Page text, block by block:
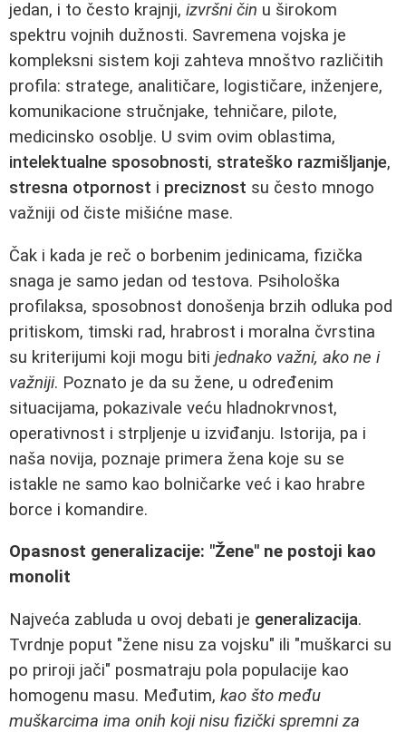
jedan, i to često krajnji, izvršni čin u širokom
spektru vojnih dužnosti. Savremena vojska je
kompleksni sistem koji zahteva mnoštvo različitih
profila: stratege, analitičare, logističare, inženjere,
komunikacione stručnjake, tehničare, pilote,
medicinsko osoblje. U svim ovim oblastima,
intelektualne sposobnosti, strateško razmišljanje,
stresna otpornost i preciznost su često mnogo
važniji od čiste mišićne mase.
Čak i kada je reč o borbenim jedinicama, fizička
snaga je samo jedan od testova. Psihološka
profilaksa, sposobnost donošenja brzih odluka pod
pritiskom, timski rad, hrabrost i moralna čvrstina
su kriterijumi koji mogu biti jednako važni, ako ne i
važniji. Poznato je da su žene, u određenim
situacijama, pokazivale veću hladnokrvnost,
operativnost i strpljenje u izviđanju. Istorija, pa i
naša novija, poznaje primera žena koje su se
istakle ne samo kao bolničarke već i kao hrabre
borce i komandire.
Opasnost generalizacije: "Žene" ne postoji kao
monolit
Najveća zabluda u ovoj debati je generalizacija.
Tvrdnje poput "žene nisu za vojsku" ili "muškarci su
po priroji jači" posmatraju pola populacije kao
homogenu masu. Međutim, kao što među
muškarcima ima onih koji nisu fizički spremni za